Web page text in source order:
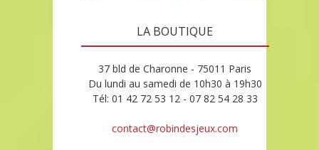
LA BOUTIQUE
37 bld de Charonne - 75011 Paris
Du lundi au samedi de 10h30 à 19h30
Tél: 01 42 72 53 12 - 07 82 54 28 33
contact@robindesjeux.com